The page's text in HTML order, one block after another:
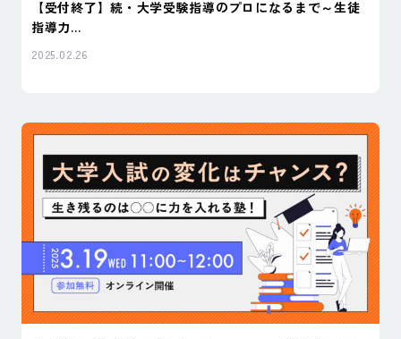
【受付終了】続・大学受験指導のプロになるまで～生徒
指導力...
2025.02.26